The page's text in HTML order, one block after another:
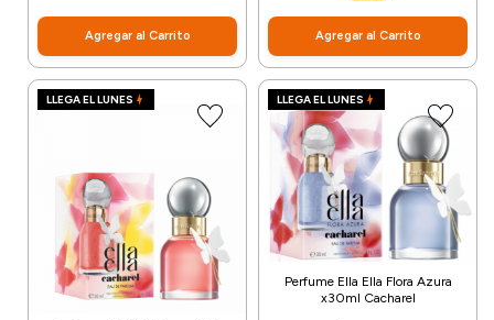
Agregar al Carrito Agregar al Carrito
LLEGA EL LUNES LLEGA EL LUNES
Perfume Ella Ella Flora Azura
x30ml Cacharel